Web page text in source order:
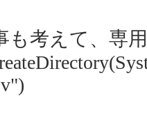
も考えて、専